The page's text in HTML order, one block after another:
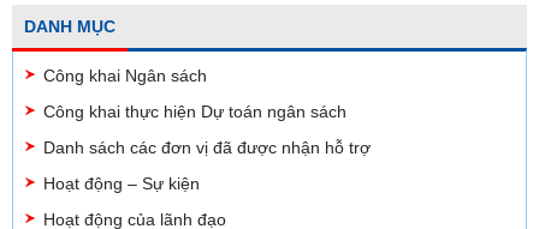
DANH MỤC
Công khai Ngân sách
Công khai thực hiện Dự toán ngân sách
Danh sách các đơn vị đã được nhận hỗ trợ
Hoạt động – Sự kiện
Hoạt động của lãnh đạo